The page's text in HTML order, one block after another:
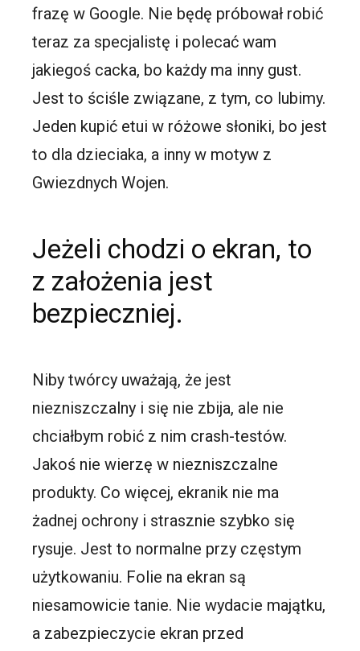
frazę w Google. Nie będę próbował robić
teraz za specjalistę i polecać wam
jakiegoś cacka, bo każdy ma inny gust.
Jest to ściśle związane, z tym, co lubimy.
Jeden kupić etui w różowe słoniki, bo jest
to dla dzieciaka, a inny w motyw z
Gwiezdnych Wojen.
Jeżeli chodzi o ekran, to
z założenia jest
bezpieczniej.
Niby twórcy uważają, że jest
niezniszczalny i się nie zbija, ale nie
chciałbym robić z nim crash-testów.
Jakoś nie wierzę w niezniszczalne
produkty. Co więcej, ekranik nie ma
żadnej ochrony i strasznie szybko się
rysuje. Jest to normalne przy częstym
użytkowaniu. Folie na ekran są
niesamowicie tanie. Nie wydacie majątku,
a zabezpieczycie ekran przed